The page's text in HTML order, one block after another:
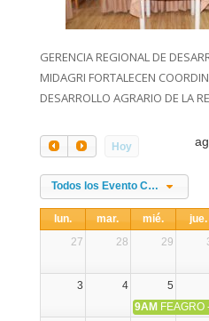
GERENCIA REGIONAL DE
MIDAGRI FORTALECEN
DESARROLLO AGRARIO DE LA
Hoy
Todos los Evento Categories
lun. mar. mié. jue.
27
28 29
3
4 5
9AM FEAGRO